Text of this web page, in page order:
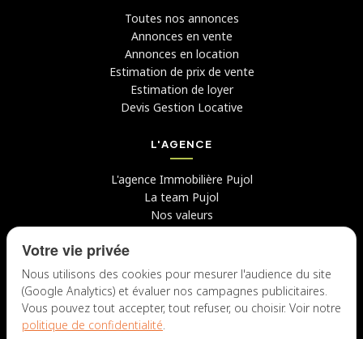
Toutes nos annonces
Annonces en vente
Annonces en location
Estimation de prix de vente
Estimation de loyer
Devis Gestion Locative
L'AGENCE
L'agence Immobilière Pujol
La team Pujol
Nos valeurs
Avis clients
Candidater chez nous
NOUS CONTACTER
Votre vie privée
Nous utilisons des cookies pour mesurer l'audience du site
(Google Analytics) et évaluer nos campagnes publicitaires.
Vous pouvez tout accepter, tout refuser, ou choisir. Voir notre
politique de confidentialité.